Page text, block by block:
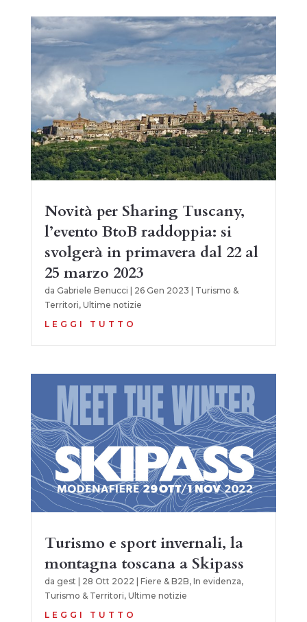
Novità per Sharing Tuscany,
l’evento BtoB raddoppia: si
svolgerà in primavera dal 22 al
25 marzo 2023
da Gabriele Benucci 26 Gen 2023
Turismo &
Territori, Ultime notizie
LEGGI TUTTO
Turismo e sport invernali, la
montagna toscana a Skipass
da gest 28 Ott 2022 Fiere & B2B, In evidenza,
Turismo & Territori, Ultime notizie
LEGGI TUTTO